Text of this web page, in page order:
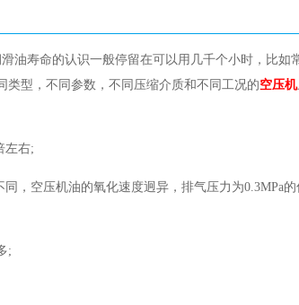
油寿命的认识一般停留在可以用几千个小时，比如
类型，不同参数，不同压缩介质和不同工况的空压机
左右;
，空压机油的氧化速度迥异，排气压力为0.3MPa
;